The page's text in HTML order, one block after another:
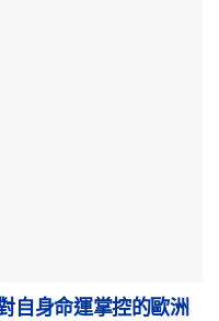
自身命運掌控的歐洲